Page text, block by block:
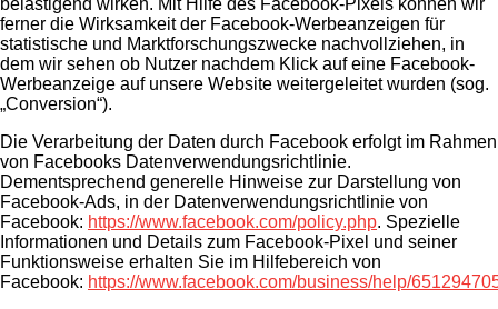
belästigend wirken. Mit Hilfe des Facebook-Pixels können wir
ferner die Wirksamkeit der Facebook-Werbeanzeigen für
statistische und Marktforschungszwecke nachvollziehen, in
dem wir sehen ob Nutzer nachdem Klick auf eine Facebook-
Werbeanzeige auf unsere Website weitergeleitet wurden (sog.
„Conversion“).
Die Verarbeitung der Daten durch Facebook erfolgt im Rahmen
von Facebooks Datenverwendungsrichtlinie.
Dementsprechend generelle Hinweise zur Darstellung von
Facebook-Ads, in der Datenverwendungsrichtlinie von
Facebook: https://www.facebook.com/policy.php. Spezielle
Informationen und Details zum Facebook-Pixel und seiner
Funktionsweise erhalten Sie im Hilfebereich von
Facebook: https://www.facebook.com/business/help/